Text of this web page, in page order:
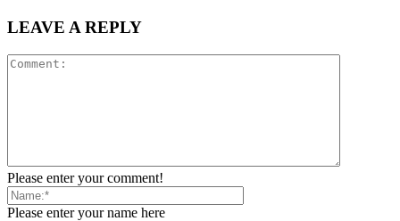
LEAVE A REPLY
Please enter your comment!
Please enter your name here